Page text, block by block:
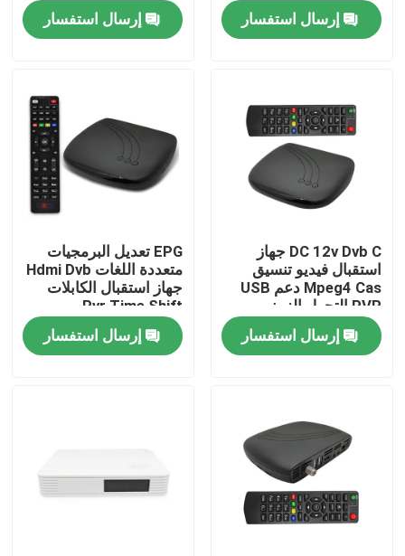
منزل
عرض الواقع الافتراضي
حول بنا
جولة في المعمل
ضبط الجودة
طلب اقتباس
جهاز التلفزيون العلوي
إرسال استفسار
إرسال استفسار
DC 12v Dvb C جهاز
استقبال فيديو تنسيق
Mpeg4 Cas دعم USB
PVR التحول الزمني
إرسال استفسار
EPG تعديل البرمجيات
متعددة اللغات Hdmi Dvb
جهاز استقبال الكابلات
Pvr Time Shift
إرسال استفسار